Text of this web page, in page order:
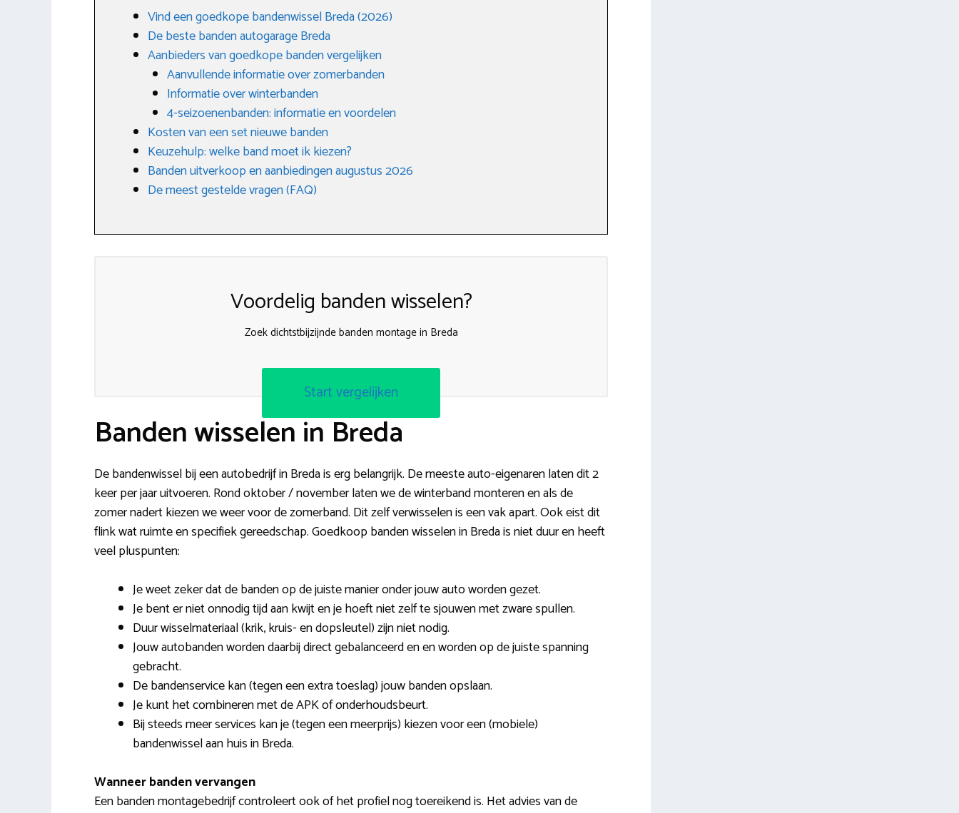
Vind een goedkope bandenwissel Breda (2026)
De beste banden autogarage Breda
Aanbieders van goedkope banden vergelijken
Aanvullende informatie over zomerbanden
Informatie over winterbanden
4-seizoenenbanden: informatie en voordelen
Kosten van een set nieuwe banden
Keuzehulp: welke band moet ik kiezen?
Banden uitverkoop en aanbiedingen augustus 2026
De meest gestelde vragen (FAQ)
Voordelig banden wisselen?
Zoek dichtstbijzijnde banden montage in Breda
Start vergelijken
Banden wisselen in Breda
De bandenwissel bij een autobedrijf in Breda is erg belangrijk. De meeste auto-eigenaren laten dit 2
keer per jaar uitvoeren. Rond oktober / november laten we de winterband monteren en als de
zomer nadert kiezen we weer voor de zomerband. Dit zelf verwisselen is een vak apart. Ook eist dit
flink wat ruimte en specifiek gereedschap. Goedkoop banden wisselen in Breda is niet duur en heeft
veel pluspunten:
Je weet zeker dat de banden op de juiste manier onder jouw auto worden gezet.
Je bent er niet onnodig tijd aan kwijt en je hoeft niet zelf te sjouwen met zware spullen.
Duur wisselmateriaal (krik, kruis- en dopsleutel) zijn niet nodig.
Jouw autobanden worden daarbij direct gebalanceerd en en worden op de juiste spanning
gebracht.
De bandenservice kan (tegen een extra toeslag) jouw banden opslaan.
Je kunt het combineren met de APK of onderhoudsbeurt.
Bij steeds meer services kan je (tegen een meerprijs) kiezen voor een (mobiele)
bandenwissel aan huis in Breda.
Wanneer banden vervangen
Een banden montagebedrijf controleert ook of het profiel nog toereikend is. Het advies van de